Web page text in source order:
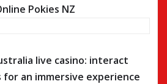
Pokies NZ
live casino: interact
an immersive experience